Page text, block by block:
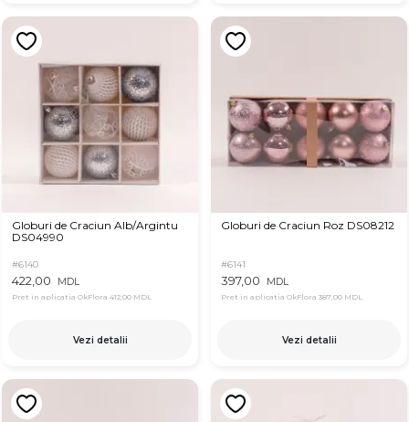
Globuri de Craciun Alb/Argintu
DS04990
#6140
422,00 MDL
Pret in aplicatia OkFlora 412,00 MDL
Vezi detalii
Globuri de Craciun Roz DS08212
#6141
397,00 MDL
Pret in aplicatia OkFlora 387,00 MDL
Vezi detalii